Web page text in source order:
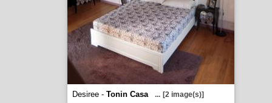
Desiree - Tonin Casa ... [2 image(s)]